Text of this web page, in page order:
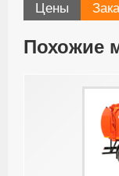
Цены
Похожие